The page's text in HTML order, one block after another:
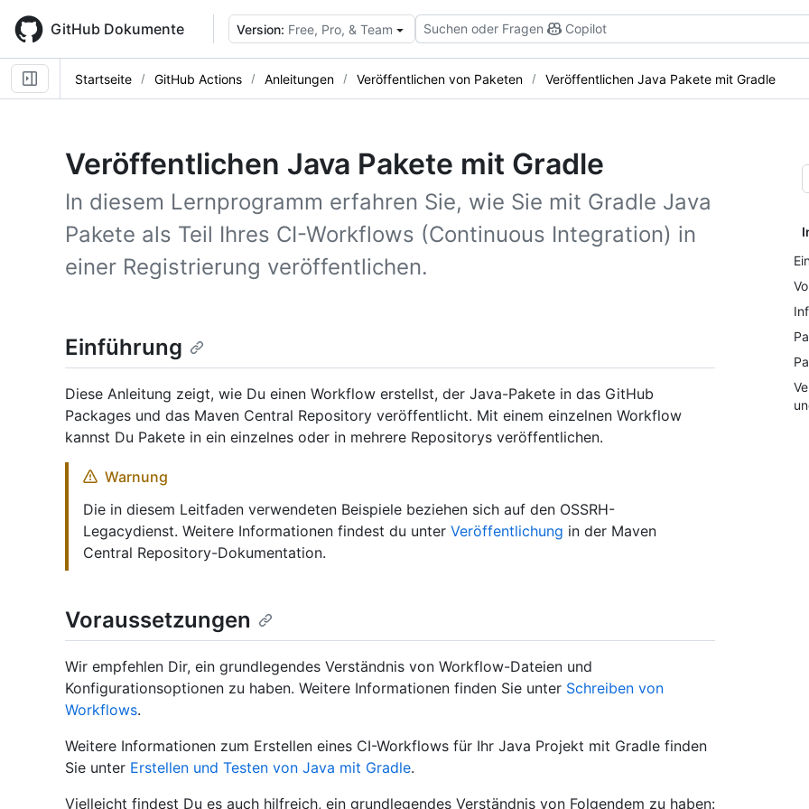
main
content
GitHub Dokumente Version: Free, Pro, & Team Suchen oder Fragen Copilot
Startseite GitHub Actions Anleitungen Veröffentlichen von Paketen Veröffentlichen Java Pakete mit Gradle
Veröffentlichen Java Pakete mit Gradle
In diesem Lernprogramm erfahren Sie, wie Sie mit Gradle Java
Pakete als Teil Ihres CI-Workflows (Continuous Integration) in
einer Registrierung veröffentlichen.
Einführung
Diese Anleitung zeigt, wie Du einen Workflow erstellst, der Java-Pakete in das GitHub
Packages und das Maven Central Repository veröffentlicht. Mit einem einzelnen Workflow
kannst Du Pakete in ein einzelnes oder in mehrere Repositorys veröffentlichen.
Warnung
Die in diesem Leitfaden verwendeten Beispiele beziehen sich auf den OSSRH-
Legacydienst. Weitere Informationen findest du unter Veröffentlichung in der Maven
Central Repository-Dokumentation.
Voraussetzungen
Wir empfehlen Dir, ein grundlegendes Verständnis von Workflow-Dateien und
Konfigurationsoptionen zu haben. Weitere Informationen finden Sie unter Schreiben von
Workflows.
Weitere Informationen zum Erstellen eines CI-Workflows für Ihr Java Projekt mit Gradle finden
Sie unter Erstellen und Testen von Java mit Gradle.
Vielleicht findest Du es auch hilfreich, ein grundlegendes Verständnis von Folgendem zu haben: